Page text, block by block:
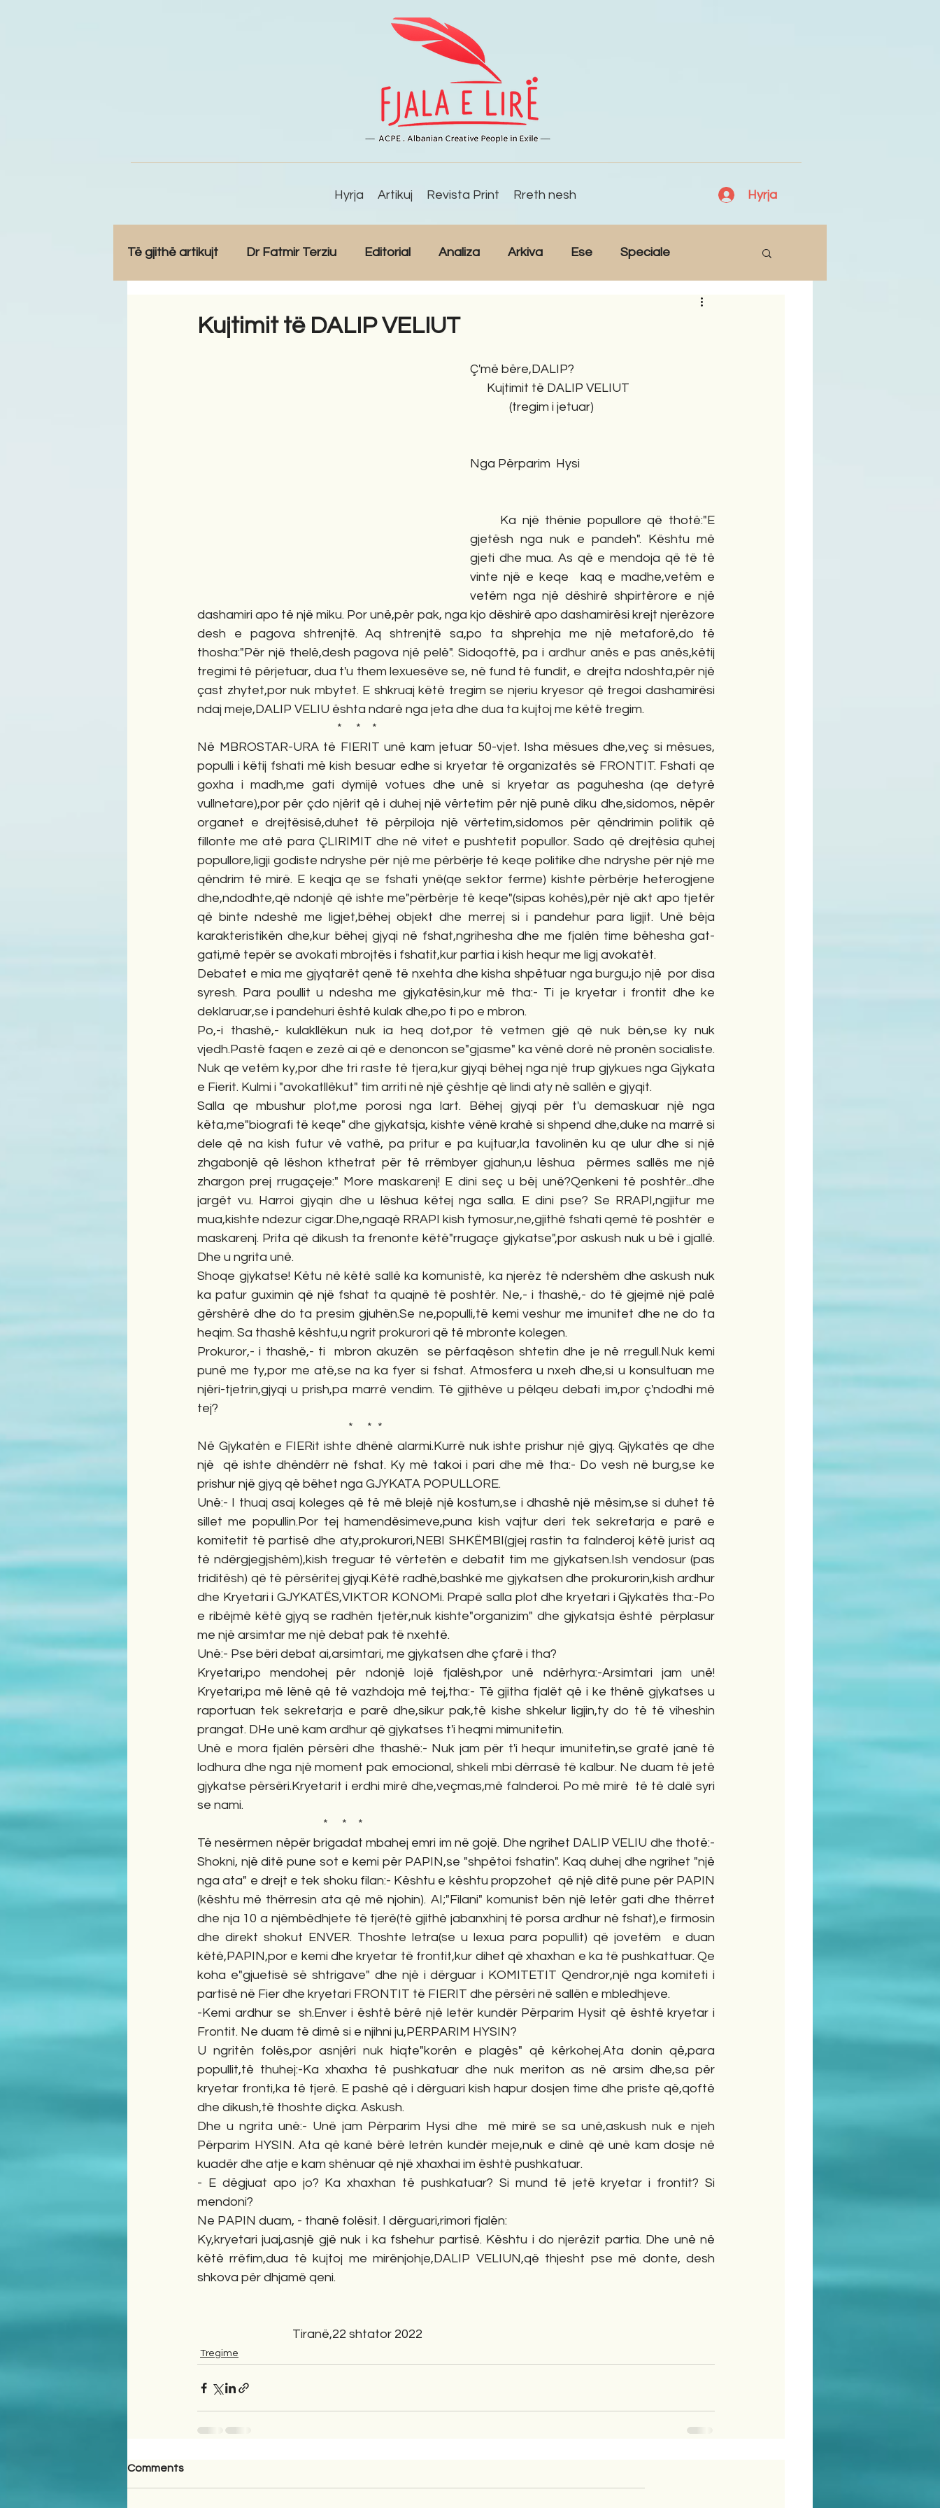
Hyrja Artikuj Revista Print Rreth nesh Hyrja
Të gjithë artikujt Dr Fatmir Terziu Editorial Analiza Arkiva Ese Speciale
Romane English
Kujtimit të DALIP VELIUT
Ç'më bëre,DALIP?
      Kujtimit të DALIP VELIUT
              (tregim i jetuar)
Nga Përparim  Hysi
gjetësh nga nuk e pandeh". Kështu më
gjeti dhe mua. As që e mendoja që të të
vinte një e keqe  kaq e madhe,vetëm e
vetëm nga një dëshirë shpirtërore e një
dashamiri apo të një miku. Por unë,për pak, nga kjo dëshirë apo dashamirësi krejt njerëzore
desh e pagova shtrenjtë. Aq shtrenjtë sa,po ta shprehja me një metaforë,do të
thosha:"Për një thelë,desh pagova një pelë". Sidoqoftë, pa i ardhur anës e pas anës,këtij
tregimi të përjetuar, dua t'u them lexuesëve se, në fund të fundit, e  drejta ndoshta,për një
çast zhytet,por nuk mbytet. E shkruaj këtë tregim se njeriu kryesor që tregoi dashamirësi
ndaj meje,DALIP VELIU ështa ndarë nga jeta dhe dua ta kujtoj me këtë tregim.
                                                  *     *    *
Në MBROSTAR-URA të FIERIT unë kam jetuar 50-vjet. Isha mësues dhe,veç si mësues,
populli i këtij fshati më kish besuar edhe si kryetar të organizatës së FRONTIT. Fshati qe
goxha i madh,me gati dymijë votues dhe unë si kryetar as paguhesha (qe detyrë
vullnetare),por për çdo njërit që i duhej një vërtetim për një punë diku dhe,sidomos, nëpër
organet e drejtësisë,duhet të përpiloja një vërtetim,sidomos për qëndrimin politik që
fillonte me atë para ÇLIRIMIT dhe në vitet e pushtetit popullor. Sado që drejtësia quhej
popullore,ligji godiste ndryshe për një me përbërje të keqe politike dhe ndryshe për një me
qëndrim të mirë. E keqja qe se fshati ynë(qe sektor ferme) kishte përbërje heterogjene
dhe,ndodhte,që ndonjë që ishte me"përbërje të keqe"(sipas kohës),për një akt apo tjetër
që binte ndeshë me ligjet,bëhej objekt dhe merrej si i pandehur para ligjit. Unë bëja
karakteristikën dhe,kur bëhej gjyqi në fshat,ngrihesha dhe me fjalën time bëhesha gat-
gati,më tepër se avokati mbrojtës i fshatit,kur partia i kish hequr me ligj avokatët.
Debatet e mia me gjyqtarët qenë të nxehta dhe kisha shpëtuar nga burgu,jo një  por disa
syresh. Para poullit u ndesha me gjykatësin,kur më tha:- Ti je kryetar i frontit dhe ke
deklaruar,se i pandehuri është kulak dhe,po ti po e mbron.
Po,-i thashë,- kulakllëkun nuk ia heq dot,por të vetmen gjë që nuk bën,se ky nuk
vjedh.Pastë faqen e zezë ai që e denoncon se"gjasme" ka vënë dorë në pronën socialiste.
Nuk qe vetëm ky,por dhe tri raste të tjera,kur gjyqi bëhej nga një trup gjykues nga Gjykata
e Fierit. Kulmi i "avokatllëkut" tim arriti në një çështje që lindi aty në sallën e gjyqit.
Salla qe mbushur plot,me porosi nga lart. Bëhej gjyqi për t'u demaskuar një nga
këta,me"biografi të keqe" dhe gjykatsja, kishte vënë krahë si shpend dhe,duke na marrë si
dele që na kish futur vë vathë, pa pritur e pa kujtuar,la tavolinën ku qe ulur dhe si një
zhgabonjë që lëshon kthetrat për të rrëmbyer gjahun,u lëshua  përmes sallës me një
zhargon prej rrugaçeje:" More maskarenj! E dini seç u bëj unë?Qenkeni të poshtër...dhe
jargët vu. Harroi gjyqin dhe u lëshua këtej nga salla. E dini pse? Se RRAPI,ngjitur me
mua,kishte ndezur cigar.Dhe,ngaqë RRAPI kish tymosur,ne,gjithë fshati qemë të poshtër  e
maskarenj. Prita që dikush ta frenonte këtë"rrugaçe gjykatse",por askush nuk u bë i gjallë.
Dhe u ngrita unë.
Shoqe gjykatse! Këtu në këtë sallë ka komunistë, ka njerëz të ndershëm dhe askush nuk
ka patur guximin që një fshat ta quajnë të poshtër. Ne,- i thashë,- do të gjejmë një palë
gërshërë dhe do ta presim gjuhën.Se ne,populli,të kemi veshur me imunitet dhe ne do ta
heqim. Sa thashë kështu,u ngrit prokurori që të mbronte kolegen.
Prokuror,- i thashë,- ti  mbron akuzën  se përfaqëson shtetin dhe je në rregull.Nuk kemi
punë me ty,por me atë,se na ka fyer si fshat. Atmosfera u nxeh dhe,si u konsultuan me
njëri-tjetrin,gjyqi u prish,pa marrë vendim. Të gjithëve u pëlqeu debati im,por ç'ndodhi më
tej?
                                                      *     *  *
Në Gjykatën e FIERit ishte dhënë alarmi.Kurrë nuk ishte prishur një gjyq. Gjykatës qe dhe
një  që ishte dhëndërr në fshat. Ky më takoi i pari dhe më tha:- Do vesh në burg,se ke
prishur një gjyq që bëhet nga GJYKATA POPULLORE.
Unë:- I thuaj asaj koleges që të më blejë një kostum,se i dhashë një mësim,se si duhet të
sillet me popullin.Por tej hamendësimeve,puna kish vajtur deri tek sekretarja e parë e
komitetit të partisë dhe aty,prokurori,NEBI SHKËMBI(gjej rastin ta falnderoj këtë jurist aq
të ndërgjegjshëm),kish treguar të vërtetën e debatit tim me gjykatsen.Ish vendosur (pas
triditësh) që të përsëritej gjyqi.Këtë radhë,bashkë me gjykatsen dhe prokurorin,kish ardhur
dhe Kryetari i GJYKATËS,VIKTOR KONOMi. Prapë salla plot dhe kryetari i Gjykatës tha:-Po
e ribëjmë këtë gjyq se radhën tjetër,nuk kishte"organizim" dhe gjykatsja është  përplasur
me një arsimtar me një debat pak të nxehtë.
Unë:- Pse bëri debat ai,arsimtari, me gjykatsen dhe çfarë i tha?
Kryetari,po mendohej për ndonjë lojë fjalësh,por unë ndërhyra:-Arsimtari jam unë!
Kryetari,pa më lënë që të vazhdoja më tej,tha:- Të gjitha fjalët që i ke thënë gjykatses u
raportuan tek sekretarja e parë dhe,sikur pak,të kishe shkelur ligjin,ty do të të viheshin
prangat. DHe unë kam ardhur që gjykatses t'i heqmi mimunitetin.
Unë e mora fjalën përsëri dhe thashë:- Nuk jam për t'i hequr imunitetin,se gratë janë të
lodhura dhe nga një moment pak emocional, shkeli mbi dërrasë të kalbur. Ne duam të jetë
gjykatse përsëri.Kryetarit i erdhi mirë dhe,veçmas,më falnderoi. Po më mirë  të të dalë syri
se nami.
                                             *     *    *
Të nesërmen nëpër brigadat mbahej emri im në gojë. Dhe ngrihet DALIP VELIU dhe thotë:-
Shokni, një ditë pune sot e kemi për PAPIN,se "shpëtoi fshatin". Kaq duhej dhe ngrihet "një
nga ata" e drejt e tek shoku filan:- Kështu e kështu propzohet  që një ditë pune për PAPIN
(kështu më thërresin ata që më njohin). AI;"Filani" komunist bën një letër gati dhe thërret
dhe nja 10 a njëmbëdhjete të tjerë(të gjithë jabanxhinj të porsa ardhur në fshat),e firmosin
dhe direkt shokut ENVER. Thoshte letra(se u lexua para popullit) që jovetëm  e duan
këtë,PAPIN,por e kemi dhe kryetar të frontit,kur dihet që xhaxhan e ka të pushkattuar. Qe
koha e"gjuetisë së shtrigave" dhe një i dërguar i KOMITETIT Qendror,një nga komiteti i
partisë në Fier dhe kryetari FRONTIT të FIERIT dhe përsëri në sallën e mbledhjeve.
-Kemi ardhur se  sh.Enver i është bërë një letër kundër Përparim Hysit që është kryetar i
Frontit. Ne duam të dimë si e njihni ju,PËRPARIM HYSIN?
U ngritën folës,por asnjëri nuk hiqte"korën e plagës" që kërkohej.Ata donin që,para
popullit,të thuhej:-Ka xhaxha të pushkatuar dhe nuk meriton as në arsim dhe,sa për
kryetar fronti,ka të tjerë. E pashë që i dërguari kish hapur dosjen time dhe priste që,qoftë
dhe dikush,të thoshte diçka. Askush.
Dhe u ngrita unë:- Unë jam Përparim Hysi dhe  më mirë se sa unë,askush nuk e njeh
Përparim HYSIN. Ata që kanë bërë letrën kundër meje,nuk e dinë që unë kam dosje në
kuadër dhe atje e kam shënuar që një xhaxhai im është pushkatuar.
- E dëgjuat apo jo? Ka xhaxhan të pushkatuar? Si mund të jetë kryetar i frontit? Si
mendoni?
Ne PAPIN duam, - thanë folësit. I dërguari,rimori fjalën:
Ky,kryetari juaj,asnjë gjë nuk i ka fshehur partisë. Kështu i do njerëzit partia. Dhe unë në
këtë rrëfim,dua të kujtoj me mirënjohje,DALIP VELIUN,që thjesht pse më donte, desh
shkova për dhjamë qeni.
                                  Tiranë,22 shtator 2022
Tregime
Comments